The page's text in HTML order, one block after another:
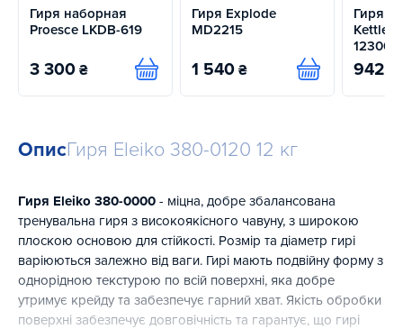
Гиря наборная
Proesce LKDB-619
3 300 ₴ Купити
Гиря Explode
MD2215
1 540 ₴ Купити
Гиря
12300
942
ОписГиря Eleiko 380-0120 12 кг
Гиря Eleiko 380-0000 - міцна, добре збалансована
тренувальна гиря з високоякісного чавуну, з широкою
плоскою основою для стійкості. Розмір та діаметр гирі
варіюються залежно від ваги. Гирі мають подвійну форму з
однорідною текстурою по всій поверхні, яка добре
утримує крейду та забезпечує гарний хват. Якість обробки
поверхні забезпечує довговічність та гарантує, що гирі